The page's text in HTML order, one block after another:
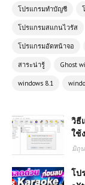
โปรแกรมทำบัญชี
โปรแกรมสแกนไวรัส
โปรแกรมอัดหน้าจอ
สาระน่ารู้ Ghost
windows 8.1
วิธี
ใช้
มิถุน
โป